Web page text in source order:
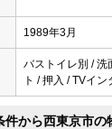
1989年3月
バストイレ別 / 洗
ト / 押入 / TVイ
件から西東京市の